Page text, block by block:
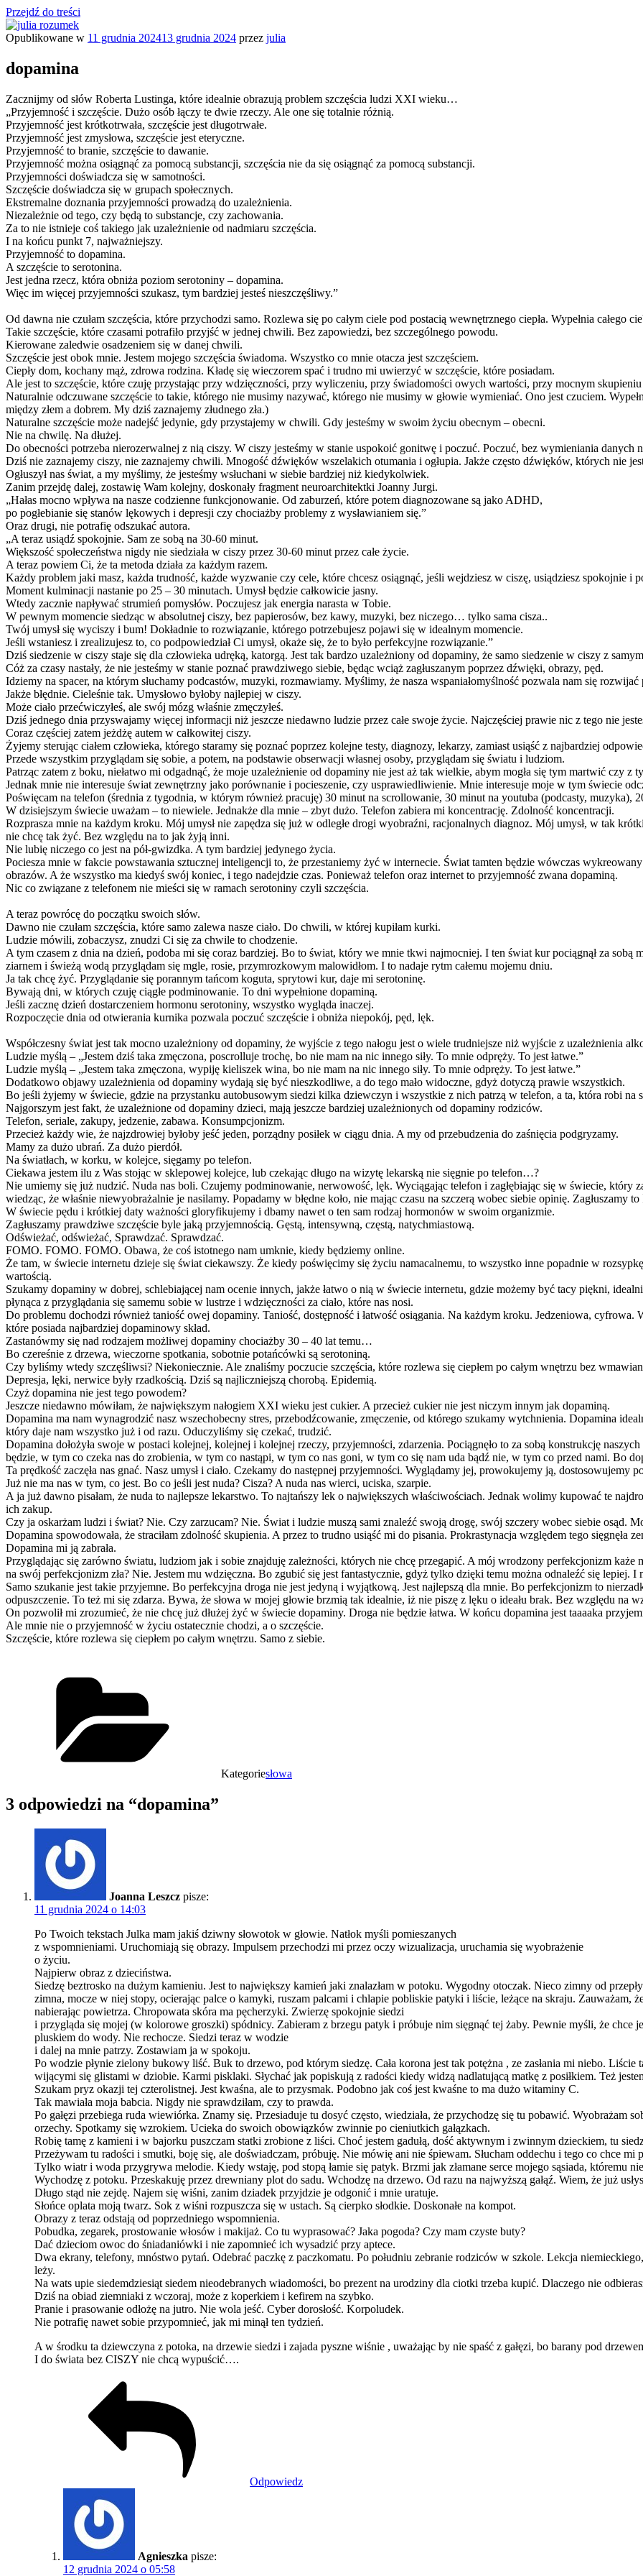
Przejdź do treści
Opublikowane w 11 grudnia 202413 grudnia 2024 przez julia
dopamina
Zacznijmy od słów Roberta Lustinga, które idealnie obrazują problem szczęścia ludzi XXI wieku…
„Przyjemność i szczęście. Dużo osób łączy te dwie rzeczy. Ale one się totalnie różnią.
Przyjemność jest krótkotrwała, szczęście jest długotrwałe.
Przyjemność jest zmysłowa, szczęście jest eteryczne.
Przyjemność to branie, szczęście to dawanie.
Przyjemność można osiągnąć za pomocą substancji, szczęścia nie da się osiągnąć za pomocą substancji.
Przyjemności doświadcza się w samotności.
Szczęście doświadcza się w grupach społecznych.
Ekstremalne doznania przyjemności prowadzą do uzależnienia.
Niezależnie od tego, czy będą to substancje, czy zachowania.
Za to nie istnieje coś takiego jak uzależnienie od nadmiaru szczęścia.
I na końcu punkt 7, najważniejszy.
Przyjemność to dopamina.
A szczęście to serotonina.
Jest jedna rzecz, która obniża poziom serotoniny – dopamina.
Więc im więcej przyjemności szukasz, tym bardziej jesteś nieszczęśliwy.”
Od dawna nie czułam szczęścia, które przychodzi samo. Rozlewa się po całym ciele pod postacią wewnętrznego ciepła. Wypełnia całego
Takie szczęście, które czasami potrafiło przyjść w jednej chwili. Bez zapowiedzi, bez szczególnego powodu.
Kierowane zaledwie osadzeniem się w danej chwili.
Szczęście jest obok mnie. Jestem mojego szczęścia świadoma. Wszystko co mnie otacza jest szczęściem.
Ciepły dom, kochany mąż, zdrowa rodzina. Kładę się wieczorem spać i trudno mi uwierzyć w szczęście, które posiadam.
Ale jest to szczęście, które czuję przystając przy wdzięczności, przy wyliczeniu, przy świadomości owych wartości, przy mocnym
Naturalnie odczuwane szczęście to takie, którego nie musimy nazywać, którego nie musimy w głowie wymieniać. Ono jest czuciem.
między złem a dobrem. My dziś zaznajemy złudnego zła.)
Naturalne szczęście może nadejść jedynie, gdy przystajemy w chwili. Gdy jesteśmy w swoim życiu obecnym – obecni.
Nie na chwilę. Na dłużej.
Do obecności potrzeba nierozerwalnej z nią ciszy. W ciszy jesteśmy w stanie uspokoić gonitwę i poczuć. Poczuć, bez wymieniania danych
Dziś nie zaznajemy ciszy, nie zaznajemy chwili. Mnogość dźwięków wszelakich otumania i ogłupia. Jakże często dźwięków, których nie
Ogłuszył nas świat, a my myślimy, że jesteśmy wsłuchani w siebie bardziej niż kiedykolwiek.
Zanim przejdę dalej, zostawię Wam kolejny, doskonały fragment neuroarchitektki Joanny Jurgi.
„Hałas mocno wpływa na nasze codzienne funkcjonowanie. Od zaburzeń, które potem diagnozowane są jako ADHD,
po pogłebianie się stanów lękowych i depresji czy chociażby problemy z wysławianiem się.”
Oraz drugi, nie potrafię odszukać autora.
„A teraz usiądź spokojnie. Sam ze sobą na 30-60 minut.
Większość społeczeństwa nigdy nie siedziała w ciszy przez 30-60 minut przez całe życie.
A teraz powiem Ci, że ta metoda działa za każdym razem.
Każdy problem jaki masz, każda trudność, każde wyzwanie czy cele, które chcesz osiągnąć, jeśli wejdziesz w ciszę, usiądziesz spokojnie i
Moment kulminacji nastanie po 25 – 30 minutach. Umysł będzie całkowicie jasny.
Wtedy zacznie napływać strumień pomysłów. Poczujesz jak energia narasta w Tobie.
W pewnym momencie siedząc w absolutnej ciszy, bez papierosów, bez kawy, muzyki, bez niczego… tylko sama cisza..
Twój umysł się wyciszy i bum! Dokładnie to rozwiązanie, którego potrzebujesz pojawi się w idealnym momencie.
Jeśli wstaniesz i zrealizujesz to, co podpowiedział Ci umysł, okaże się, że to było perfekcyjne rozwiązanie.”
Dziś siedzenie w ciszy staje się dla człowieka udręką, katorgą. Jest tak bardzo uzależniony od dopaminy, że samo siedzenie w ciszy z
Cóż za czasy nastały, że nie jesteśmy w stanie poznać prawdziwego siebie, będąc wciąż zagłuszanym poprzez dźwięki, obrazy, pęd.
Idziemy na spacer, na którym słuchamy podcastów, muzyki, rozmawiamy. Myślimy, że nasza wspaniałomyślność pozwala nam się
Jakże błędnie. Cieleśnie tak. Umysłowo byłoby najlepiej w ciszy.
Może ciało przećwiczyłeś, ale swój mózg właśnie zmęczyłeś.
Dziś jednego dnia przyswajamy więcej informacji niż jeszcze niedawno ludzie przez całe swoje życie. Najczęściej prawie nic z tego nie
Coraz częściej zatem jeżdżę autem w całkowitej ciszy.
Żyjemy sterując ciałem człowieka, którego staramy się poznać poprzez kolejne testy, diagnozy, lekarzy, zamiast usiąść z najbardziej
Przede wszystkim przyglądam się sobie, a potem, na podstawie obserwacji własnej osoby, przyglądam się światu i ludziom.
Patrząc zatem z boku, niełatwo mi odgadnąć, że moje uzależnienie od dopaminy nie jest aż tak wielkie, abym mogła się tym martwić czy z
Jednak mnie nie interesuje świat zewnętrzny jako porównanie i pocieszenie, czy usprawiedliwienie. Mnie interesuje moje w tym świecie
Poświęcam na telefon (średnia z tygodnia, w którym również pracuję) 30 minut na scrollowanie, 30 minut na youtuba (podcasty, muzyka),
W dzisiejszym świecie uważam – to niewiele. Jednakże dla mnie – zbyt dużo. Telefon zabiera mi koncentrację. Zdolność koncentracji.
Rozprasza mnie na każdym kroku. Mój umysł nie zapędza się już w odległe drogi wyobraźni, racjonalnych diagnoz. Mój umysł, w tak
nie chcę tak żyć. Bez względu na to jak żyją inni.
Nie lubię niczego co jest na pół-gwizdka. A tym bardziej jedynego życia.
Pociesza mnie w fakcie powstawania sztucznej inteligencji to, że przestaniemy żyć w internecie. Świat tamten będzie wówczas
obrazów. A że wszystko ma kiedyś swój koniec, i tego nadejdzie czas. Ponieważ telefon oraz internet to przyjemność zwana dopaminą.
Nic co związane z telefonem nie mieści się w ramach serotoniny czyli szczęścia.
A teraz powrócę do początku swoich słów.
Dawno nie czułam szczęścia, które samo zalewa nasze ciało. Do chwili, w której kupiłam kurki.
Ludzie mówili, zobaczysz, znudzi Ci się za chwile to chodzenie.
A tym czasem z dnia na dzień, podoba mi się coraz bardziej. Bo to świat, który we mnie tkwi najmocniej. I ten świat kur pociągnął za sobą
ziarnem i świeżą wodą przyglądam się mgle, rosie, przymrozkowym malowidłom. I to nadaje rytm całemu mojemu dniu.
Ja tak chcę żyć. Przyglądanie się porannym tańcom koguta, sprytowi kur, daje mi serotoninę.
Bywają dni, w których czuję ciągłe podminowanie. To dni wypełnione dopaminą.
Jeśli zacznę dzień dostarczeniem hormonu serotoniny, wszystko wygląda inaczej.
Rozpoczęcie dnia od otwierania kurnika pozwala poczuć szczęście i obniża niepokój, pęd, lęk.
Współczesny świat jest tak mocno uzależniony od dopaminy, że wyjście z tego nałogu jest o wiele trudniejsze niż wyjście z uzależnienia
Ludzie myślą – „Jestem dziś taka zmęczona, poscrolluje trochę, bo nie mam na nic innego siły. To mnie odpręży. To jest łatwe.”
Ludzie myślą – „Jestem taka zmęczona, wypiję kieliszek wina, bo nie mam na nic innego siły. To mnie odpręży. To jest łatwe.”
Dodatkowo objawy uzależnienia od dopaminy wydają się być nieszkodliwe, a do tego mało widoczne, gdyż dotyczą prawie wszystkich.
Bo jeśli żyjemy w świecie, gdzie na przystanku autobusowym siedzi kilka dziewczyn i wszystkie z nich patrzą w telefon, a ta, która robi
Najgorszym jest fakt, że uzależnione od dopaminy dzieci, mają jeszcze bardziej uzależnionych od dopaminy rodziców.
Telefon, seriale, zakupy, jedzenie, zabawa. Konsumpcjonizm.
Przecież każdy wie, że najzdrowiej byłoby jeść jeden, porządny posiłek w ciągu dnia. A my od przebudzenia do zaśnięcia podgryzamy.
Mamy za dużo ubrań. Za dużo pierdół.
Na światłach, w korku, w kolejce, sięgamy po telefon.
Ciekawa jestem ilu z Was stojąc w sklepowej kolejce, lub czekając długo na wizytę lekarską nie sięgnie po telefon…?
Nie umiemy się już nudzić. Nuda nas boli. Czujemy podminowanie, nerwowość, lęk. Wyciągając telefon i zagłębiając się w świecie, który
wiedząc, że właśnie niewyobrażalnie je nasilamy. Popadamy w błędne koło, nie mając czasu na szczerą wobec siebie opinię. Zagłuszamy
W świecie pędu i krótkiej daty ważności gloryfikujemy i dbamy nawet o ten sam rodzaj hormonów w swoim organizmie.
Zagłuszamy prawdziwe szczęście byle jaką przyjemnością. Gęstą, intensywną, częstą, natychmiastową.
Odświeżać, odświeżać, Sprawdzać. Sprawdzać.
FOMO. FOMO. FOMO. Obawa, że coś istotnego nam umknie, kiedy będziemy online.
Że tam, w świecie internetu dzieje się świat ciekawszy. Że kiedy poświęcimy się życiu namacalnemu, to wszystko inne popadnie w
wartością.
Szukamy dopaminy w dobrej, schlebiającej nam ocenie innych, jakże łatwo o nią w świecie internetu, gdzie możemy być tacy piękni,
płynąca z przyglądania się samemu sobie w lustrze i wdzięczności za ciało, które nas nosi.
Do problemu dochodzi również taniość owej dopaminy. Taniość, dostępność i łatwość osiągania. Na każdym kroku. Jedzeniowa, cyfrowa.
które posiada najbardziej dopaminowy skład.
Zastanówmy się nad rodzajem możliwej dopaminy chociażby 30 – 40 lat temu…
Bo czereśnie z drzewa, wieczorne spotkania, sobotnie potańcówki są serotoniną.
Czy byliśmy wtedy szczęśliwsi? Niekoniecznie. Ale znaliśmy poczucie szczęścia, które rozlewa się ciepłem po całym wnętrzu bez
Depresja, lęki, nerwice były rzadkością. Dziś są najliczniejszą chorobą. Epidemią.
Czyż dopamina nie jest tego powodem?
Jeszcze niedawno mówiłam, że największym nałogiem XXI wieku jest cukier. A przecież cukier nie jest niczym innym jak dopaminą.
Dopamina ma nam wynagrodzić nasz wszechobecny stres, przebodźcowanie, zmęczenie, od którego szukamy wytchnienia. Dopamina
który daje nam wszystko już i od razu. Oduczyliśmy się czekać, trudzić.
Dopamina dołożyła swoje w postaci kolejnej, kolejnej i kolejnej rzeczy, przyjemności, zdarzenia. Pociągnęło to za sobą konstrukcję
będzie, w tym co czeka nas do zrobienia, w tym co nastąpi, w tym co nas goni, w tym co się nam uda bądź nie, w tym co przed nami. Bo
Ta prędkość zaczęła nas gnać. Nasz umysł i ciało. Czekamy do następnej przyjemności. Wyglądamy jej, prowokujemy ją, dostosowujemy
Już nie ma nas w tym, co jest. Bo co jeśli jest nuda? Cisza? A nuda nas wierci, uciska, szarpie.
A ja już dawno pisałam, że nuda to najlepsze lekarstwo. To najtańszy lek o największych właściwościach. Jednak wolimy kupować te
ich zakup.
Czy ja oskarżam ludzi i świat? Nie. Czy zarzucam? Nie. Świat i ludzie muszą sami znaleźć swoją drogę, swój szczery wobec siebie osąd.
Dopamina spowodowała, że straciłam zdolność skupienia. A przez to trudno usiąść mi do pisania. Prokrastynacja względem tego sięgnęła
Dopamina mi ją zabrała.
Przyglądając się zarówno światu, ludziom jak i sobie znajduję zależności, których nie chcę przegapić. A mój wrodzony perfekcjonizm każe
na swój perfekcjonizm zła? Nie. Jestem mu wdzięczna. Bo zgubić się jest fantastycznie, gdyż tylko dzięki temu można odnaleźć się lepiej.
Samo szukanie jest takie przyjemne. Bo perfekcyjna droga nie jest jedyną i wyjątkową. Jest najlepszą dla mnie. Bo perfekcjonizm to
odpuszczenie. To też mi się zdarza. Bywa, że słowa w mojej głowie brzmią tak idealnie, iż nie piszę z lęku o ideału brak. Bez względu
On pozwolił mi zrozumieć, że nie chcę już dłużej żyć w świecie dopaminy. Droga nie będzie łatwa. W końcu dopamina jest taaaaka
Ale mnie nie o przyjemność w życiu ostatecznie chodzi, a o szczęście.
Szczęście, które rozlewa się ciepłem po całym wnętrzu. Samo z siebie.
Kategoriesłowa
3 odpowiedzi na “dopamina”
Joanna Leszcz pisze:
11 grudnia 2024 o 14:03
Po Twoich tekstach Julka mam jakiś dziwny słowotok w głowie. Natłok myśli pomieszanych
z wspomnieniami. Uruchomiają się obrazy. Impulsem przechodzi mi przez oczy wizualizacja, uruchamia się wyobrażenie
o życiu.
Najpierw obraz z dzieciństwa.
Siedzę beztrosko na dużym kamieniu. Jest to największy kamień jaki znalazłam w potoku. Wygodny otoczak. Nieco zimny od
zimna, mocze w niej stopy, ocierając palce o kamyki, ruszam palcami i chlapie pobliskie patyki i liście, leżące na skraju. Zauważam,
nabierając powietrza. Chropowata skóra ma pęcherzyki. Zwierzę spokojnie siedzi
i przygląda się mojej (w kolorowe groszki) spódnicy. Zabieram z brzegu patyk i próbuje nim sięgnąć tej żaby. Pewnie myśli, że chce
pluskiem do wody. Nie rechocze. Siedzi teraz w wodzie
i dalej na mnie patrzy. Zostawiam ja w spokoju.
Po wodzie płynie zielony bukowy liść. Buk to drzewo, pod którym siedzę. Cała korona jest tak potężna , ze zasłania mi niebo.
wijącymi się glistami w dziobie. Karmi pisklaki. Słychać jak popiskują z radości kiedy widzą nadlatującą matkę z posiłkiem. Też
Szukam pryz okazji tej czterolistnej. Jest kwaśna, ale to przysmak. Podobno jak coś jest kwaśne to ma dużo witaminy C.
Tak mawiała moja babcia. Nigdy nie sprawdziłam, czy to prawda.
Po gałęzi przebiega ruda wiewiórka. Znamy się. Przesiaduje tu dosyć często, wiedziała, że przychodzę się tu pobawić. Wyobrażam
orzechy. Spotkamy się wzrokiem. Ucieka do swoich obowiązków zwinnie po cieniutkich gałązkach.
Robię tamę z kamieni i w bajorku puszczam statki zrobione z liści. Choć jestem gadułą, dość aktywnym i zwinnym dzieckiem, tu
Przeżywam tu radości i smutki, boję się, ale doświadczam, próbuję. Nie mówię ani nie śpiewam. Słucham oddechu i tego co chce mi
Tylko wiatr i woda przygrywa melodie. Kiedy wstaję, pod stopą łamie się patyk. Brzmi jak złamane serce mojego sąsiada, któremu
Wychodzę z potoku. Przeskakuję przez drewniany plot do sadu. Wchodzę na drzewo. Od razu na najwyższą gałąź. Wiem, że już
Długo stąd nie zejdę. Najem się wiśni, zanim dziadek przyjdzie je odgonić i mnie uratuje.
Słońce oplata moją twarz. Sok z wiśni rozpuszcza się w ustach. Są cierpko słodkie. Doskonałe na kompot.
Obrazy z teraz odstają od poprzedniego wspomnienia.
Pobudka, zegarek, prostowanie włosów i makijaż. Co tu wyprasować? Jaka pogoda? Czy mam czyste buty?
Dać dzieciom owoc do śniadaniówki i nie zapomnieć ich wysadzić przy aptece.
Dwa ekrany, telefony, mnóstwo pytań. Odebrać paczkę z paczkomatu. Po południu zebranie rodziców w szkole. Lekcja
leży.
Na wats upie siedemdziesiąt siedem nieodebranych wiadomości, bo prezent na urodziny dla ciotki trzeba kupić. Dlaczego nie
Dziś na obiad ziemniaki z wczoraj, może z koperkiem i kefirem na szybko.
Pranie i prasowanie odłożę na jutro. Nie wola jeść. Cyber dorosłość. Korpoludek.
Nie potrafię nawet sobie przypomnieć, jak mi minął ten tydzień.
A w środku ta dziewczyna z potoka, na drzewie siedzi i zajada pyszne wiśnie , uważając by nie spaść z gałęzi, bo barany pod
I do świata bez CISZY nie chcą wypuścić….
Odpowiedz
Agnieszka pisze:
12 grudnia 2024 o 05:58